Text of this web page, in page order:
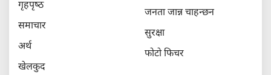
गृहपृष्‍ठ
समाचार
अर्थ
खेलकुद
जनता जान्न चाहन्छन
सुरक्षा
फोटो फिचर